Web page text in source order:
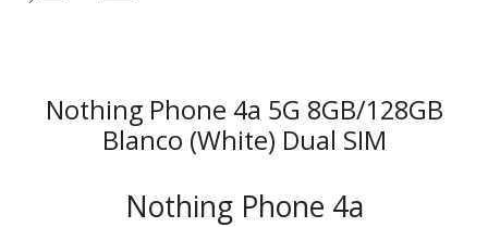
Nothing Phone 4a 5G 8GB/128GB
Blanco (White) Dual SIM
Nothing Phone 4a